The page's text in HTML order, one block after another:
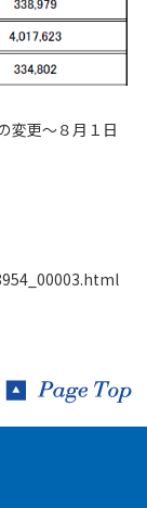
変更～８月１日